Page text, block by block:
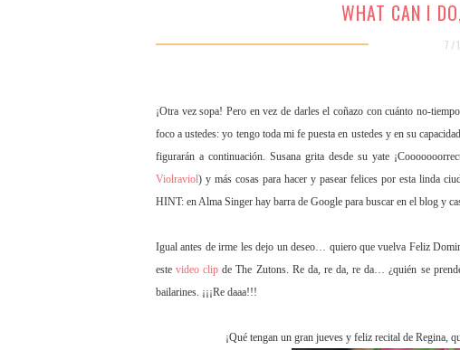
WHAT CAN I
7/
¡Otra vez sopa! Pero en vez de darles el coñazo con cuánto no-
foco a ustedes: yo tengo toda mi fe puesta en ustedes y en su
figurarán a continuación. Susana grita desde su yate
Violraviol) y más cosas para hacer y pasear felices por esta linda
HINT: en Alma Singer hay barra de Google para buscar en el blog y
Igual antes de irme les dejo un deseo… quiero que vuelva Feliz
este video clip de The Zutons. Re da, re da, re da… ¿quién se
bailarines. ¡¡¡Re daaa!!!
¡Qué tengan un gran jueves y feliz recital de Regina,